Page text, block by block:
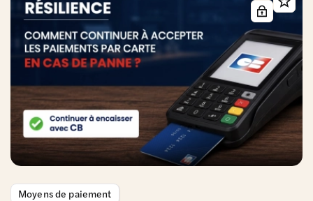
Moyens de paiement